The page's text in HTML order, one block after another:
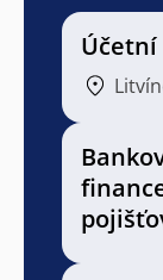
Účetní